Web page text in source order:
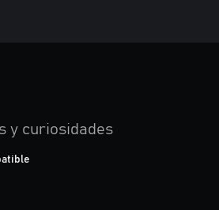
y curiosidades